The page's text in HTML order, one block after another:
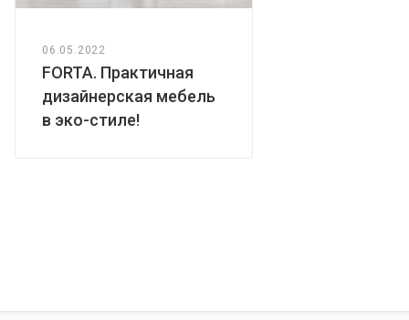
06.05.2022
FORTA. Практичная
дизайнерская мебель
в эко-стиле!